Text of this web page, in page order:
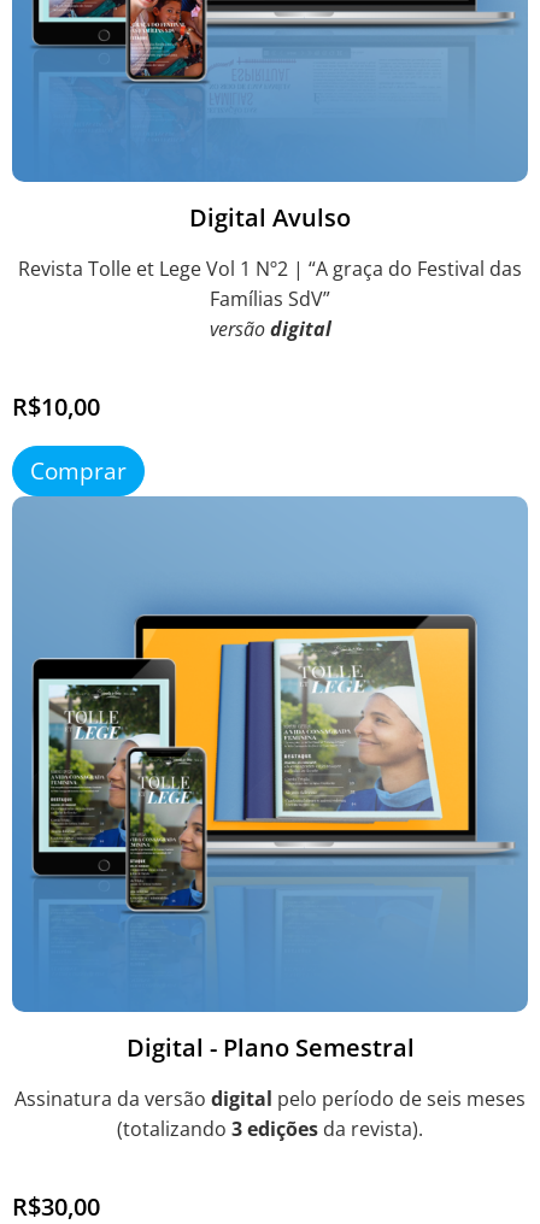
Digital Avulso
Revista Tolle et Lege Vol 1 Nº2 | “A graça do Festival das
Famílias SdV”
versãodigital
R$10,00
Comprar
Digital - Plano Semestral
Assinatura da versão digital pelo período de seis meses
(totalizando 3 edições da revista).
R$30,00